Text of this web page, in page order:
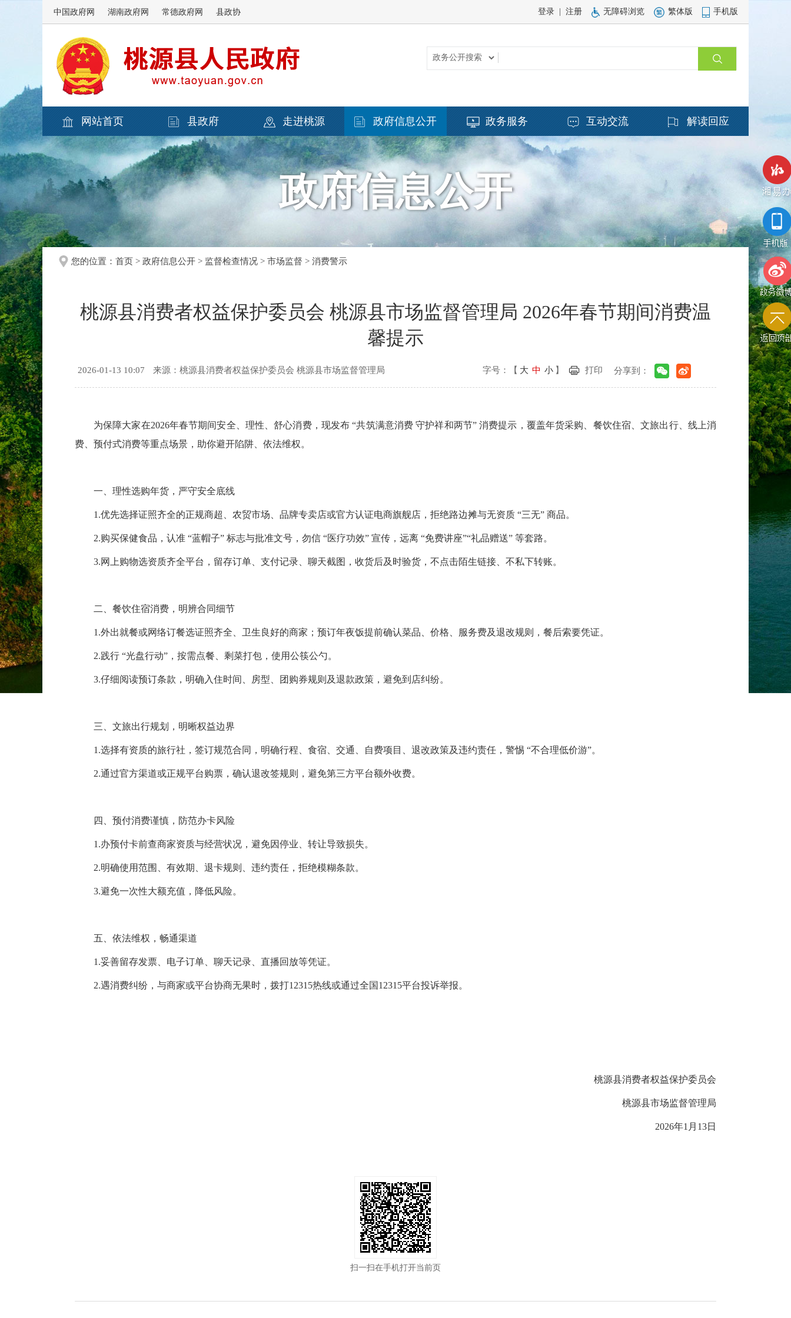
中国政府网 湖南政府网 常德政府网 县政协 登录 注册 无障碍浏览 繁体版 手机版
网站首页 县政府 走进桃源 政府信息公开 政务服务 互动交流 解读回应
政府信息公开
您的位置： 首页 > 政府信息公开 > 监督检查情况 > 市场监督 > 消费警示
桃源县消费者权益保护委员会 桃源县市场监督管理局 2026年春节期间消费温
馨提示
2026-01-13 10:07 来源：桃源县消费者权益保护委员会 桃源县市场监督管理局 字号：【 大 中 小 】 打印 分享到：
为保障大家在2026年春节期间安全、理性、舒心消费，现发布 “共筑满意消费 守护祥和两节” 消费提示，覆盖年货采购、餐饮住宿、文旅出行、线上消
费、预付式消费等重点场景，助你避开陷阱、依法维权。
一、理性选购年货，严守安全底线
1.优先选择证照齐全的正规商超、农贸市场、品牌专卖店或官方认证电商旗舰店，拒绝路边摊与无资质 “三无” 商品。
2.购买保健食品，认准 “蓝帽子” 标志与批准文号，勿信 “医疗功效” 宣传，远离 “免费讲座”“礼品赠送” 等套路。
3.网上购物选资质齐全平台，留存订单、支付记录、聊天截图，收货后及时验货，不点击陌生链接、不私下转账。
二、餐饮住宿消费，明辨合同细节
1.外出就餐或网络订餐选证照齐全、卫生良好的商家；预订年夜饭提前确认菜品、价格、服务费及退改规则，餐后索要凭证。
2.践行 “光盘行动”，按需点餐、剩菜打包，使用公筷公勺。
3.仔细阅读预订条款，明确入住时间、房型、团购券规则及退款政策，避免到店纠纷。
三、文旅出行规划，明晰权益边界
1.选择有资质的旅行社，签订规范合同，明确行程、食宿、交通、自费项目、退改政策及违约责任，警惕 “不合理低价游”。
2.通过官方渠道或正规平台购票，确认退改签规则，避免第三方平台额外收费。
四、预付消费谨慎，防范办卡风险
1.办预付卡前查商家资质与经营状况，避免因停业、转让导致损失。
2.明确使用范围、有效期、退卡规则、违约责任，拒绝模糊条款。
3.避免一次性大额充值，降低风险。
五、依法维权，畅通渠道
1.妥善留存发票、电子订单、聊天记录、直播回放等凭证。
2.遇消费纠纷，与商家或平台协商无果时，拨打12315热线或通过全国12315平台投诉举报。
桃源县消费者权益保护委员会
桃源县市场监督管理局
2026年1月13日
扫一扫在手机打开当前页
湘易办
手机版
政务微
返回顶